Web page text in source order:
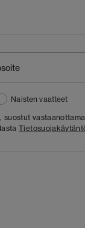
Naisten vaatteet
suostut